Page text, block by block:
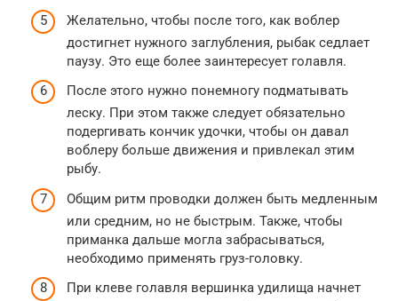
Желательно, чтобы после того, как воблер
достигнет нужного заглубления, рыбак седлает
паузу. Это еще более заинтересует голавля.
После этого нужно понемногу подматывать
леску. При этом также следует обязательно
подергивать кончик удочки, чтобы он давал
воблеру больше движения и привлекал этим
рыбу.
Общим ритм проводки должен быть медленным
или средним, но не быстрым. Также, чтобы
приманка дальше могла забрасываться,
необходимо применять груз-головку.
При клеве голавля вершинка удилища начнет